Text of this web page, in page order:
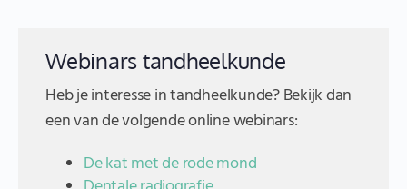
Webinars tandheelkunde
Heb je interesse in tandheelkunde? Bekijk dan
een van de volgende online webinars:
De kat met de rode mond